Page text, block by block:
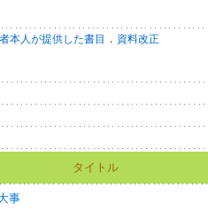
本人が提供した書目 ． 資料改正
タイトル
事